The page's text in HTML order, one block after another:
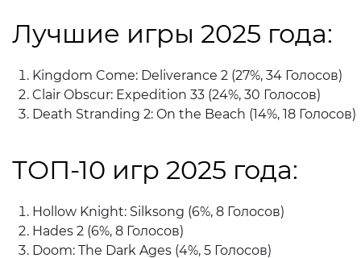
Лучшие игры 2025 года:
Kingdom Come: Deliverance 2 (27%, 34 Голосов)
Clair Obscur: Expedition 33 (24%, 30 Голосов)
Death Stranding 2: On the Beach (14%, 18 Голосов)
ТОП-10 игр 2025 года:
Hollow Knight: Silksong (6%, 8 Голосов)
Hades 2 (6%, 8 Голосов)
Doom: The Dark Ages (4%, 5 Голосов)